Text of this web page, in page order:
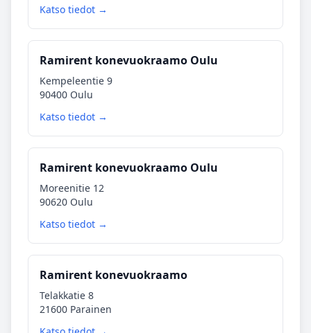
Katso tiedot →
Ramirent konevuokraamo Oulu
Kempeleentie 9
90400 Oulu
Katso tiedot →
Ramirent konevuokraamo Oulu
Moreenitie 12
90620 Oulu
Katso tiedot →
Ramirent konevuokraamo
Telakkatie 8
21600 Parainen